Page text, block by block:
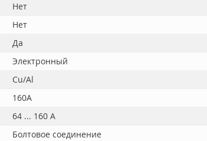
Нет
Нет
Да
Электронный
Cu/Al
160A
64 ... 160 А
Болтовое соединение